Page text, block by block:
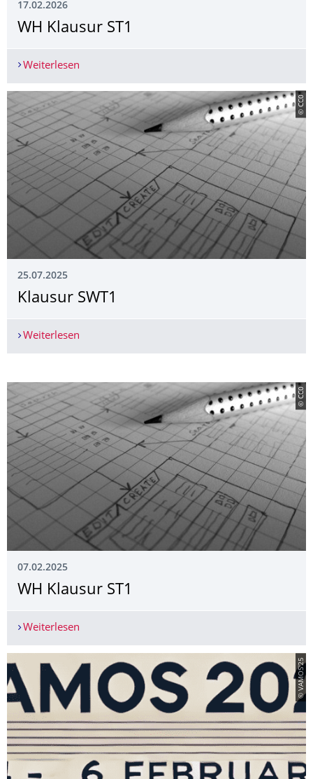
17.02.2026
WH Klausur ST1
Weiterlesen
© CC0
25.07.2025
Klausur SWT1
Weiterlesen
© CC0
07.02.2025
WH Klausur ST1
Weiterlesen
© VAMOS'25